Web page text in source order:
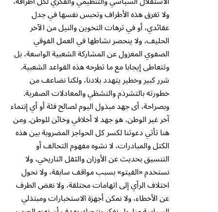
ولا تغرق هذه الأطراف وتحبس نفسها في جدل
عقائدي، أو في ترهات التخوين والنيل من الآخر
الحليف، ولا ينحصر نشاطها في العمل الفوقي
الصفوي المعزول عن المشاركة الشعبية الواسعة، بل
وتتعاطى إيجابا مع ما تطرحه هذه القواعد الشعبية.
شرر كبير وخطير يتهدد بلادنا، ولكنا نضاعف من
خطورته بالتشرذم والتشظي والمعادلات الصفرية.
وبصراحة، أى جهد مبذول اليوم لصالح فئة أو أي إنتماء
آخر غير الوطن، هو جهد لا أخلاقي وخائن للوطن. ومن
هنا تأتي دعوتنا لكسر كل الحواجز المضروبة بين هذه
الكتل والمبادرات، لا نشوه مفهوم التحالف أو
التنسيق بحديث عن الأوزان والثقل التاريخي، ولا
نستخدم «الفيتو» بسبب مواقف سابقة، ولا نحول
اختلاف الرأي إلى اتهامات مختلقة، ولا نغض الطرف
عن الأخطاء، ولا نمكن أجهزة الاستخبارات ومبتذلي